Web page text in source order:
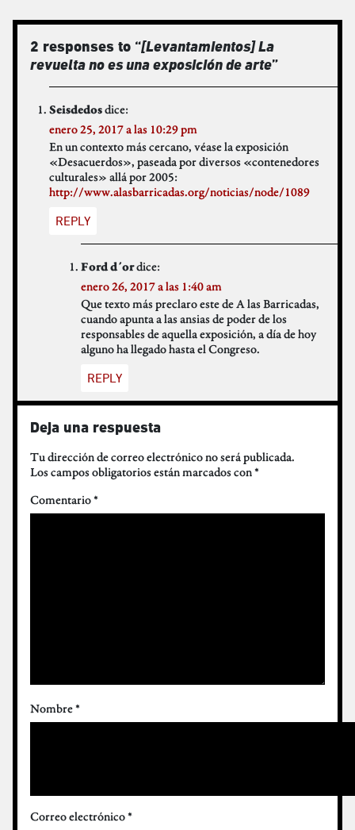
2 responses to “[Levantamientos] La
revuelta no es una exposición de arte”
Seisdedosdice:
enero 25, 2017 a las 10:29 pm
En un contexto más cercano, véase la exposición
«Desacuerdos», paseada por diversos «contenedores
culturales» allá por 2005:
http://www.alasbarricadas.org/noticias/node/1089
REPLY
Ford d´ordice:
enero 26, 2017 a las 1:40 am
Que texto más preclaro este de A las Barricadas,
cuando apunta a las ansias de poder de los
responsables de aquella exposición, a día de hoy
alguno ha llegado hasta el Congreso.
REPLY
Deja una respuesta
Tu dirección de correo electrónico no será publicada.
Los campos obligatorios están marcados con*
Comentario*
Nombre*
Correo electrónico*